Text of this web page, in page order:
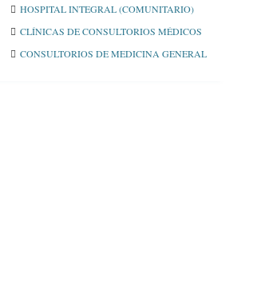
HOSPITAL INTEGRAL (COMUNITARIO)
CLÍNICAS DE CONSULTORIOS MÉDICOS
CONSULTORIOS DE MEDICINA GENERAL